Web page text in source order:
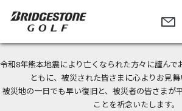
令和8年熊本地震により亡くなられた方々に謹んで
ともに、被災された皆さまに心よりお見舞
被災地の一日でも早い復旧と、被災者の皆さまが
ことを祈念いたします。
今なら新規会員登録で1,000円OFFクーポンプレ
＜商品配送に関するお知らせ＞